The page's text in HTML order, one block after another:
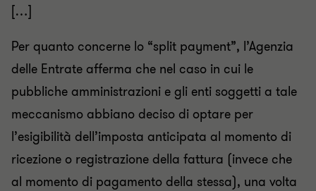
[…]
Per quanto concerne lo “split payment”, l’Agenzia
delle Entrate afferma che nel caso in cui le
pubbliche amministrazioni e gli enti soggetti a tale
meccanismo abbiano deciso di optare per
l’esigibilità dell’imposta anticipata al momento di
ricezione o registrazione della fattura (invece che
al momento di pagamento della stessa), una volta